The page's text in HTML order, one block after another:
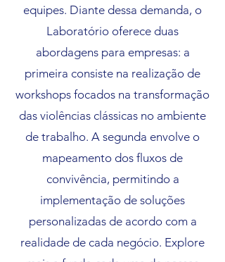
equipes. Diante dessa demanda, o
Laboratório oferece duas
abordagens para empresas: a
primeira consiste na realização de
workshops focados na transformação
das violências clássicas no ambiente
de trabalho. A segunda envolve o
mapeamento dos fluxos de
convivência, permitindo a
implementação de soluções
personalizadas de acordo com a
realidade de cada negócio. Explore